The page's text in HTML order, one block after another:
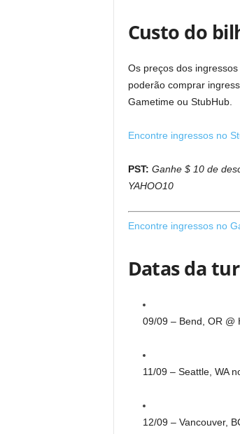
Custo do
Os preços dos
poderão comprar
Gametime ou StubHub.
Encontre ingressos no
PST: Ganhe $ 10 de
YAHOO10
Encontre ingressos no
Datas da
09/09 – Bend, OR @
11/09 – Seattle, WA
12/09 – Vancouver,